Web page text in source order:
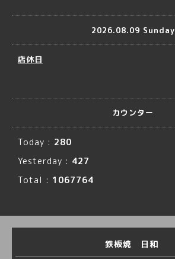
2026.08.09 Sunday
店休日
カウンター
Today : 280
Yesterday : 427
Total : 1067764
鉄板焼 日和